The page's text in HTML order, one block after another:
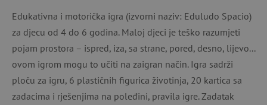
Edukativna i motorička igra (izvorni naziv: Eduludo Spacio)
za djecu od 4 do 6 godina. Maloj djeci je teško razumjeti
pojam prostora – ispred, iza, sa strane, pored, desno, lijevo...
ovom igrom mogu to učiti na zaigran način. Igra sadrži
ploču za igru, 6 plastičnih figurica životinja, 20 kartica sa
zadacima i rješenjima na poleđini, pravila igre. Zadatak